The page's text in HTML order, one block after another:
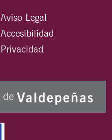
Aviso Legal
Accesibilidad
Privacidad